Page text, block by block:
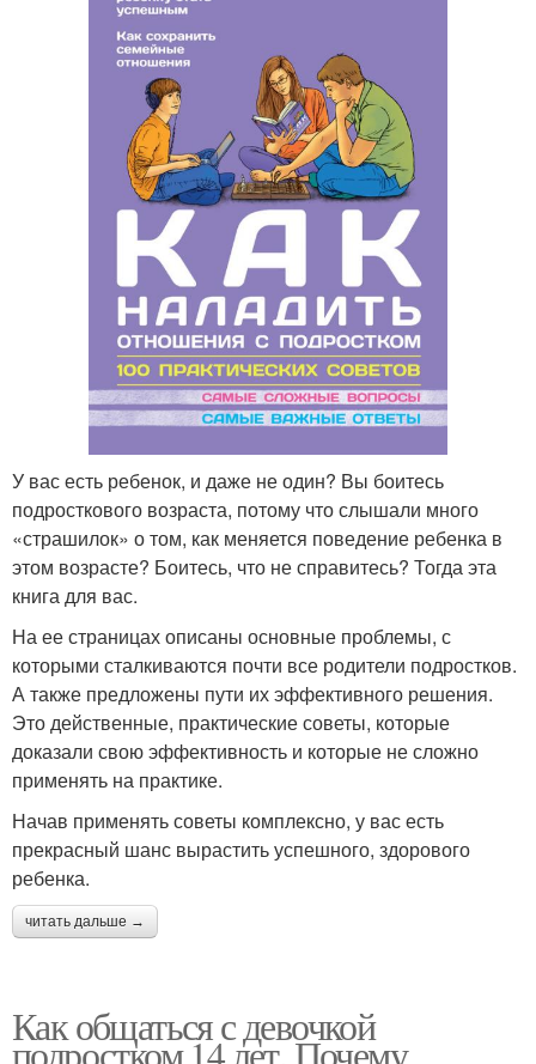
У вас есть ребенок, и даже не один? Вы боитесь
подросткового возраста, потому что слышали много
«страшилок» о том, как меняется поведение ребенка в
этом возрасте? Боитесь, что не справитесь? Тогда эта
книга для вас.
На ее страницах описаны основные проблемы, с
которыми сталкиваются почти все родители подростков.
А также предложены пути их эффективного решения.
Это действенные, практические советы, которые
доказали свою эффективность и которые не сложно
применять на практике.
Начав применять советы комплексно, у вас есть
прекрасный шанс вырастить успешного, здорового
ребенка.
читать дальше →
Как общаться с девочкой
подростком 14 лет. Почему